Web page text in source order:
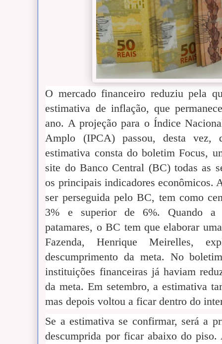
O mercado financeiro reduziu pela
estimativa de inflação, que
ano. A projeção para o Índice
Amplo (IPCA) passou, desta vez,
estimativa consta do boletim Focus,
site do Banco Central (BC) todas as
os principais indicadores econômicos.
ser perseguida pelo BC, tem como
3% e superior de 6%. Quando a
patamares, o BC tem que elaborar
Fazenda, Henrique Meirelles,
descumprimento da meta. No
instituições financeiras já haviam
da meta. Em setembro, a estimativa
mas depois voltou a ficar dentro do
Se a estimativa se confirmar, será a
descumprida por ficar abaixo do